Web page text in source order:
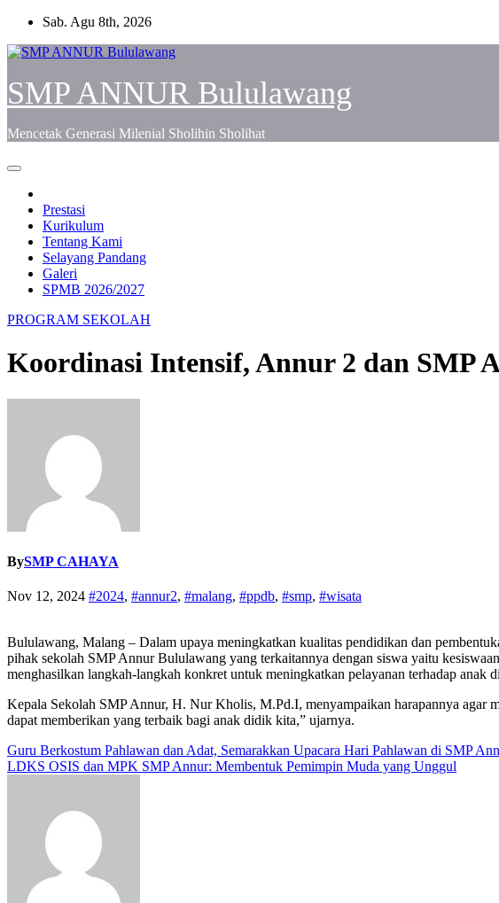
Skip
content
Sab. Agu 8th, 2026
SMP ANNUR Bululawang
Mencetak Generasi Milenial Sholihin Sholihat
Prestasi
Kurikulum
Tentang Kami
Selayang Pandang
Galeri
SPMB 2026/2027
PROGRAM SEKOLAH
Koordinasi Intensif, Annur 2 dan SMP
BySMP CAHAYA
Nov 12, 2024 #2024, #annur2, #malang, #ppdb, #smp, #wisata
Bululawang, Malang – Dalam upaya meningkatkan kualitas pendidikan dan
pihak sekolah SMP Annur Bululawang yang terkaitannya dengan siswa yaitu
menghasilkan langkah-langkah konkret untuk meningkatkan pelayanan terhadap anak
Kepala Sekolah SMP Annur, H. Nur Kholis, M.Pd.I, menyampaikan harapannya agar
dapat memberikan yang terbaik bagi anak didik kita,” ujarnya.
Navigasi
pos
Guru Berkostum Pahlawan dan Adat, Semarakkan Upacara Hari Pahlawan di SMP
LDKS OSIS dan MPK SMP Annur: Membentuk Pemimpin Muda yang Unggul